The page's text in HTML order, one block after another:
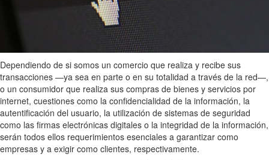
Dependiendo de si somos un comercio que realiza y recibe sus
transacciones —ya sea en parte o en su totalidad a través de la red—,
o un consumidor que realiza sus compras de bienes y servicios por
internet, cuestiones como la confidencialidad de la información, la
autentificación del usuario, la utilización de sistemas de seguridad
como las firmas electrónicas digitales o la integridad de la información,
serán todos ellos requerimientos esenciales a garantizar como
empresas y a exigir como clientes, respectivamente.